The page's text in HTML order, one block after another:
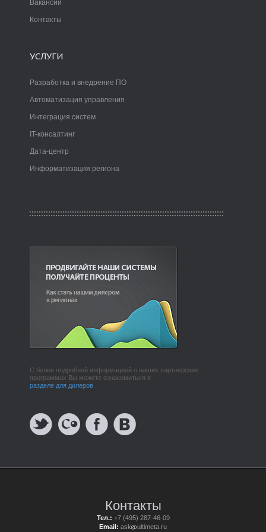
Вакансии
Контакты
УСЛУГИ
Разработка и внедрение ПО
Автоматизация управления
Интеграция систем
IT-консалтинг
Дата-центр
Информатизация региона
С более подробной информацией о наших партнерских
программах Вы можете ознакомиться в
разделе для дилеров
Контакты
Тел.: +7 (495) 287-46-09
Email: ask ultimeta.ru